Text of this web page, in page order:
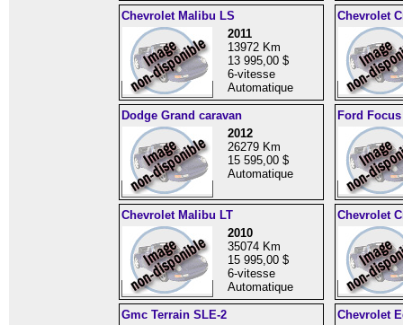
Chevrolet Malibu LS
2011
13972 Km
13 995,00 $
6-vitesse
Automatique
Chevrolet
Dodge Grand caravan
2012
26279 Km
15 595,00 $
Automatique
Ford
Chevrolet Malibu LT
2010
35074 Km
15 995,00 $
6-vitesse
Automatique
Chevrolet
Gmc Terrain SLE-2
Chevrolet